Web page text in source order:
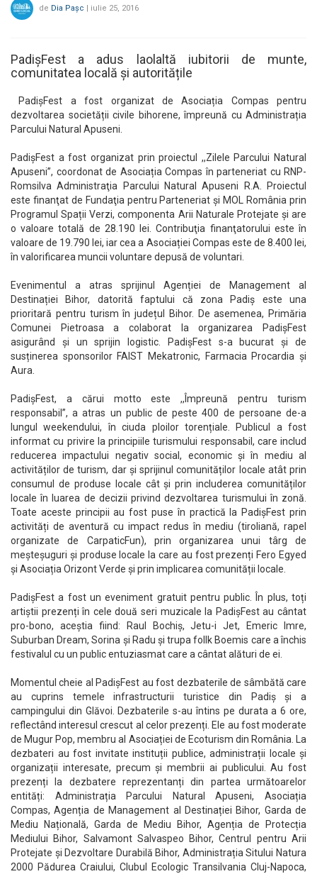
de Dia Pașc | iulie 25, 2016
PadișFest a adus laolaltă iubitorii de munte,
comunitatea locală și autoritățile
PadișFest a fost organizat de Asociația Compas pentru
dezvoltarea societății civile bihorene, împreună cu Administrația
Parcului Natural Apuseni.
PadișFest a fost organizat prin proiectul ,,Zilele Parcului Natural
Apuseni’’, coordonat de Asociația Compas în parteneriat cu RNP-
Romsilva Administraţia Parcului Natural Apuseni R.A. Proiectul
este finanţat de Fundaţia pentru Parteneriat şi MOL România prin
Programul Spații Verzi, componenta Arii Naturale Protejate şi are
o valoare totală de 28.190 lei. Contribuţia finanţatorului este în
valoare de 19.790 lei, iar cea a Asociației Compas este de 8.400 lei,
în valorificarea muncii voluntare depusă de voluntari.
Evenimentul a atras sprijinul Agenției de Management al
Destinației Bihor, datorită faptului că zona Padiș este una
prioritară pentru turism în județul Bihor. De asemenea, Primăria
Comunei Pietroasa a colaborat la organizarea PadișFest
asigurând și un sprijin logistic. PadișFest s-a bucurat și de
susținerea sponsorilor FAIST Mekatronic, Farmacia Procardia și
Aura.
PadișFest, a cărui motto este ,,Împreună pentru turism
responsabil”, a atras un public de peste 400 de persoane de-a
lungul weekendului, în ciuda ploilor torențiale. Publicul a fost
informat cu privire la principiile turismului responsabil, care includ
reducerea impactului negativ social, economic și în mediu al
activităților de turism, dar și sprijinul comunităților locale atât prin
consumul de produse locale cât și prin includerea comunităților
locale în luarea de decizii privind dezvoltarea turismului în zonă.
Toate aceste principii au fost puse în practică la PadișFest prin
activități de aventură cu impact redus în mediu (tiroliană, rapel
organizate de CarpaticFun), prin organizarea unui târg de
meșteșuguri și produse locale la care au fost prezenți Fero Egyed
și Asociația Orizont Verde și prin implicarea comunității locale.
PadișFest a fost un eveniment gratuit pentru public. În plus, toți
artiștii prezenți în cele două seri muzicale la PadișFest au cântat
pro-bono, aceștia fiind: Raul Bochiș, Jetu-i Jet, Emeric Imre,
Suburban Dream, Sorina și Radu și trupa follk Boemis care a închis
festivalul cu un public entuziasmat care a cântat alături de ei.
Momentul cheie al PadișFest au fost dezbaterile de sâmbătă care
au cuprins temele infrastructurii turistice din Padiș și a
campingului din Glăvoi. Dezbaterile s-au întins pe durata a 6 ore,
reflectând interesul crescut al celor prezenți. Ele au fost moderate
de Mugur Pop, membru al Asociației de Ecoturism din România. La
dezbateri au fost invitate instituții publice, administrații locale și
organizații interesate, precum și membrii ai publicului. Au fost
prezenți la dezbatere reprezentanți din partea următoarelor
entități: Administrația Parcului Natural Apuseni, Asociația
Compas, Agenția de Management al Destinației Bihor, Garda de
Mediu Națională, Garda de Mediu Bihor, Agenția de Protecția
Mediului Bihor, Salvamont Salvaspeo Bihor, Centrul pentru Arii
Protejate și Dezvoltare Durabilă Bihor, Administrația Sitului Natura
2000 Pădurea Craiului, Clubul Ecologic Transilvania Cluj-Napoca,